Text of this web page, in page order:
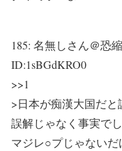
185: 名無しさん＠恐
ID:1sBGdKRO0
>>1
>日本が痴漢大国だと
誤解じゃなく事実でし
マジレ○プじゃない